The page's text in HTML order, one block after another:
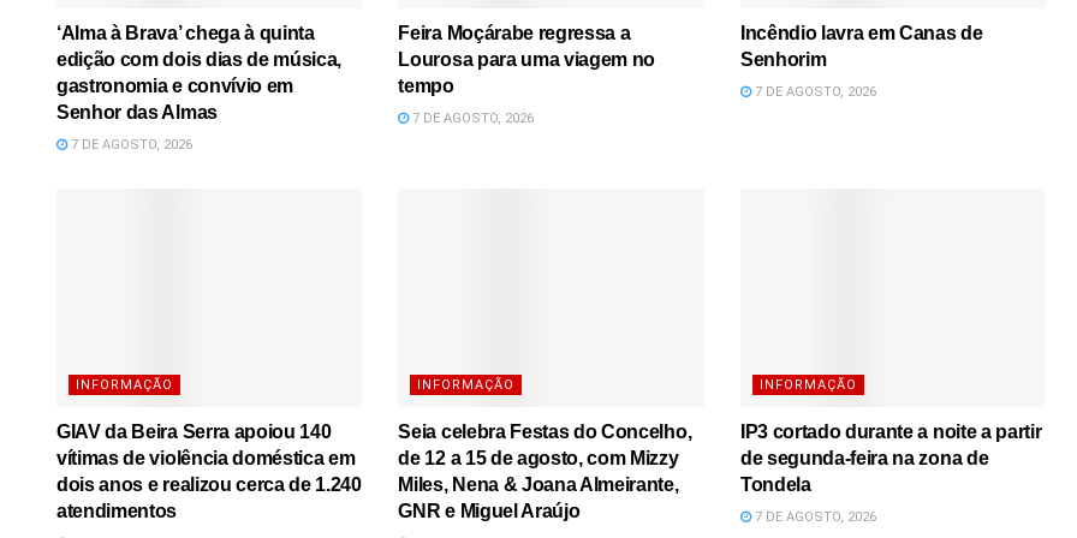
‘Alma à Brava’ chega à quinta
edição com dois dias de música,
gastronomia e convívio em
Senhor das Almas
7 DE AGOSTO, 2026
Feira Moçárabe regressa a
Lourosa para uma viagem no
tempo
7 DE AGOSTO, 2026
Incêndio lavra em Canas de
Senhorim
7 DE AGOSTO, 2026
INFORMAÇÃO
GIAV da Beira Serra apoiou 140
vítimas de violência doméstica em
dois anos e realizou cerca de 1.240
atendimentos
INFORMAÇÃO
Seia celebra Festas do Concelho,
de 12 a 15 de agosto, com Mizzy
Miles, Nena & Joana Almeirante,
GNR e Miguel Araújo
INFORMAÇÃO
IP3 cortado durante a noite a partir
de segunda-feira na zona de
Tondela
7 DE AGOSTO, 2026